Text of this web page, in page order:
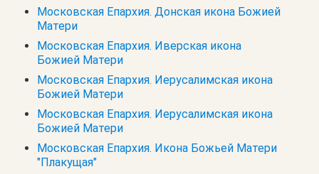
Московская Епархия. Донская икона Божией
Матери
Московская Епархия. Иверская икона
Божией Матери
Московская Епархия. Иерусалимская икона
Божией Матери
Московская Епархия. Иерусалимская икона
Божией Матери
Московская Епархия. Икона Божьей Матери
"Плакущая"